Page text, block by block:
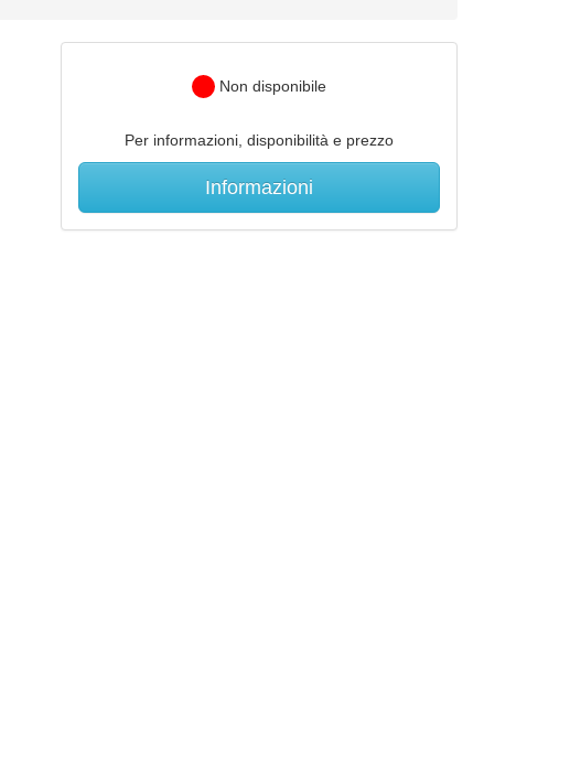
Non disponibile
Per informazioni, disponibilità e prezzo
Informazioni